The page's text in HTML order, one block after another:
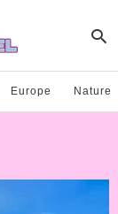
Europe Nature